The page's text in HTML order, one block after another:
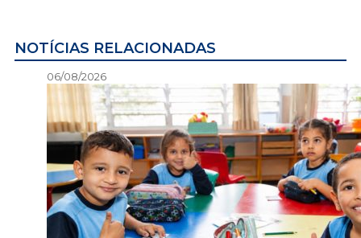
NOTÍCIAS RELACIONADAS
06/08/2026